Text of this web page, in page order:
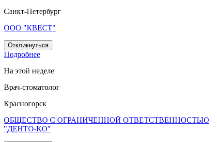
Санкт-Петербург
ООО "КВЕСТ"
Откликнуться
Подробнее
На этой неделе
Врач-стоматолог
Красногорск
ОБЩЕСТВО С ОГРАНИЧЕННОЙ ОТВЕТСТВЕННОСТЬЮ
"ДЕНТО-КО"